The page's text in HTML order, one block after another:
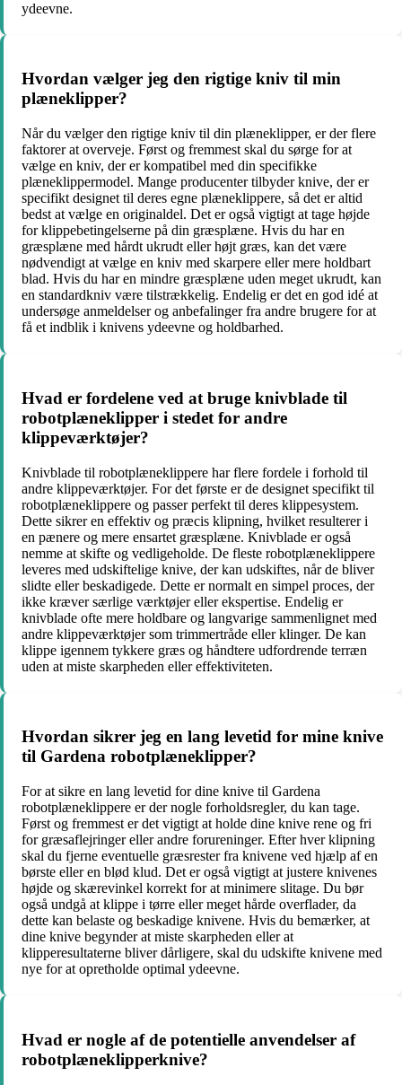
ydeevne.
Hvordan vælger jeg den rigtige kniv til min
plæneklipper?
Når du vælger den rigtige kniv til din plæneklipper, er der flere
faktorer at overveje. Først og fremmest skal du sørge for at
vælge en kniv, der er kompatibel med din specifikke
plæneklippermodel. Mange producenter tilbyder knive, der er
specifikt designet til deres egne plæneklippere, så det er altid
bedst at vælge en originaldel. Det er også vigtigt at tage højde
for klippebetingelserne på din græsplæne. Hvis du har en
græsplæne med hårdt ukrudt eller højt græs, kan det være
nødvendigt at vælge en kniv med skarpere eller mere holdbart
blad. Hvis du har en mindre græsplæne uden meget ukrudt, kan
en standardkniv være tilstrækkelig. Endelig er det en god idé at
undersøge anmeldelser og anbefalinger fra andre brugere for at
få et indblik i knivens ydeevne og holdbarhed.
Hvad er fordelene ved at bruge knivblade til
robotplæneklipper i stedet for andre
klippeværktøjer?
Knivblade til robotplæneklippere har flere fordele i forhold til
andre klippeværktøjer. For det første er de designet specifikt til
robotplæneklippere og passer perfekt til deres klippesystem.
Dette sikrer en effektiv og præcis klipning, hvilket resulterer i
en pænere og mere ensartet græsplæne. Knivblade er også
nemme at skifte og vedligeholde. De fleste robotplæneklippere
leveres med udskiftelige knive, der kan udskiftes, når de bliver
slidte eller beskadigede. Dette er normalt en simpel proces, der
ikke kræver særlige værktøjer eller ekspertise. Endelig er
knivblade ofte mere holdbare og langvarige sammenlignet med
andre klippeværktøjer som trimmertråde eller klinger. De kan
klippe igennem tykkere græs og håndtere udfordrende terræn
uden at miste skarpheden eller effektiviteten.
Hvordan sikrer jeg en lang levetid for mine knive
til Gardena robotplæneklipper?
For at sikre en lang levetid for dine knive til Gardena
robotplæneklippere er der nogle forholdsregler, du kan tage.
Først og fremmest er det vigtigt at holde dine knive rene og fri
for græsaflejringer eller andre forureninger. Efter hver klipning
skal du fjerne eventuelle græsrester fra knivene ved hjælp af en
børste eller en blød klud. Det er også vigtigt at justere knivenes
højde og skærevinkel korrekt for at minimere slitage. Du bør
også undgå at klippe i tørre eller meget hårde overflader, da
dette kan belaste og beskadige knivene. Hvis du bemærker, at
dine knive begynder at miste skarpheden eller at
klipperesultaterne bliver dårligere, skal du udskifte knivene med
nye for at opretholde optimal ydeevne.
Hvad er nogle af de potentielle anvendelser af
robotplæneklipperknive?